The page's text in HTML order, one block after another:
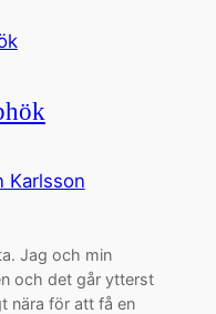
Karlsson
Jag och min
och det går ytterst
nära för att få en